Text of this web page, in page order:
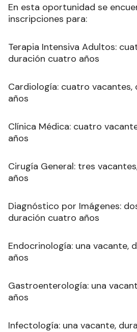
En esta oportunidad se
inscripciones para:
Terapia Intensiva Adultos:
duración cuatro años
Cardiología: cuatro
años
Clínica Médica: cuatro
años
Cirugía General: tres
años
Diagnóstico por Imágenes:
duración cuatro años
Endocrinología: una vacante,
años
Gastroenterología: una
años
Infectología: una vacante,